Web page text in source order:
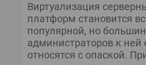
Виртуализация
платформ становится
популярной, но
администраторов к ней
относятся с опаской.